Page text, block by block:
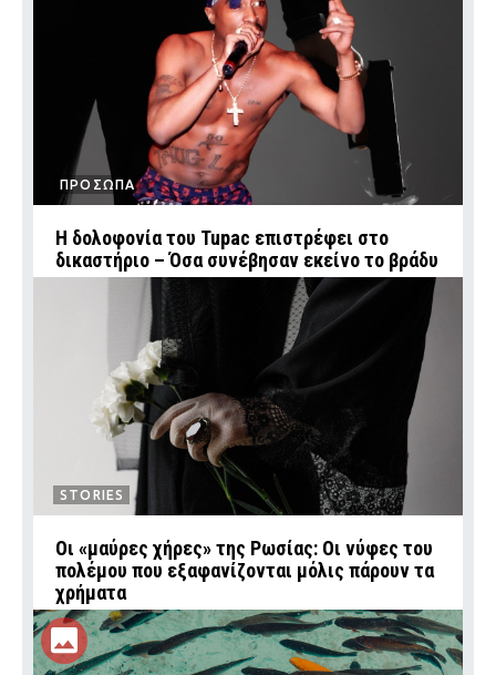
ΠΡΟΣΩΠΑ
Η δολοφονία του Tupac επιστρέφει στο
δικαστήριο – Όσα συνέβησαν εκείνο το βράδυ
STORIES
Οι «μαύρες χήρες» της Ρωσίας: Οι νύφες του
πολέμου που εξαφανίζονται μόλις πάρουν τα
χρήματα